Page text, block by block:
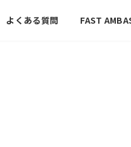
よくある質問 FAST